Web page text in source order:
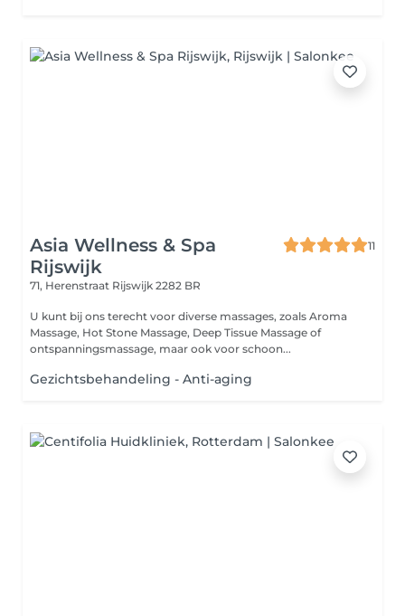
Asia Wellness & Spa
Rijswijk
11
71, Herenstraat Rijswijk 2282 BR
U kunt bij ons terecht voor diverse massages, zoals Aroma
Massage, Hot Stone Massage, Deep Tissue Massage of
ontspanningsmassage, maar ook voor schoon...
Gezichtsbehandeling - Anti-aging